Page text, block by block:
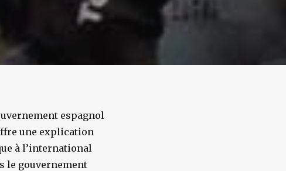
espagnol
une explication
à l’international
le gouvernement